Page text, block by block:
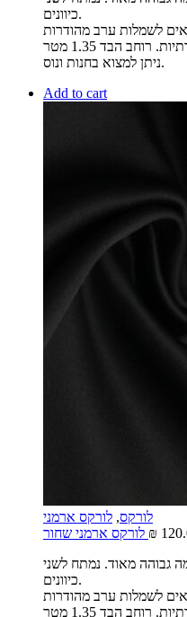
כיוונים.
לשמלות ערב מהודרות
ניתן למצוא בחנות ונוס.
Add to cart
לורקס, לורקס ארמני
₪
גבוהה מאוד. נמתח לשני
כיוונים.
לשמלות ערב מהודרות